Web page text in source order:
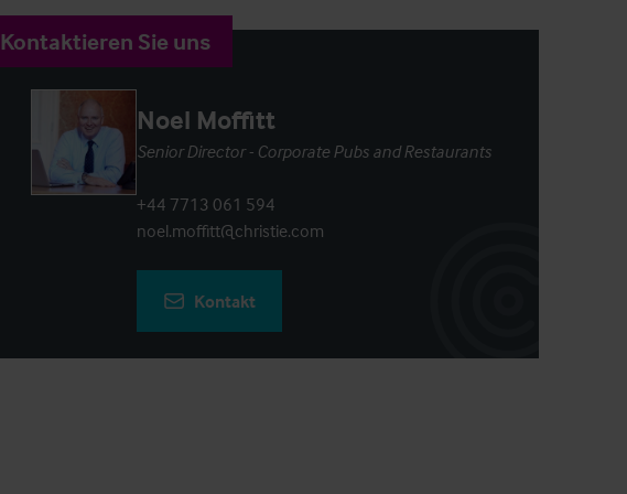
Kontaktieren Sie uns
Noel Moffitt
Senior Director - Corporate Pubs and Restaurants
+44 7713 061 594
noel.moffitt@christie.com
Kontakt